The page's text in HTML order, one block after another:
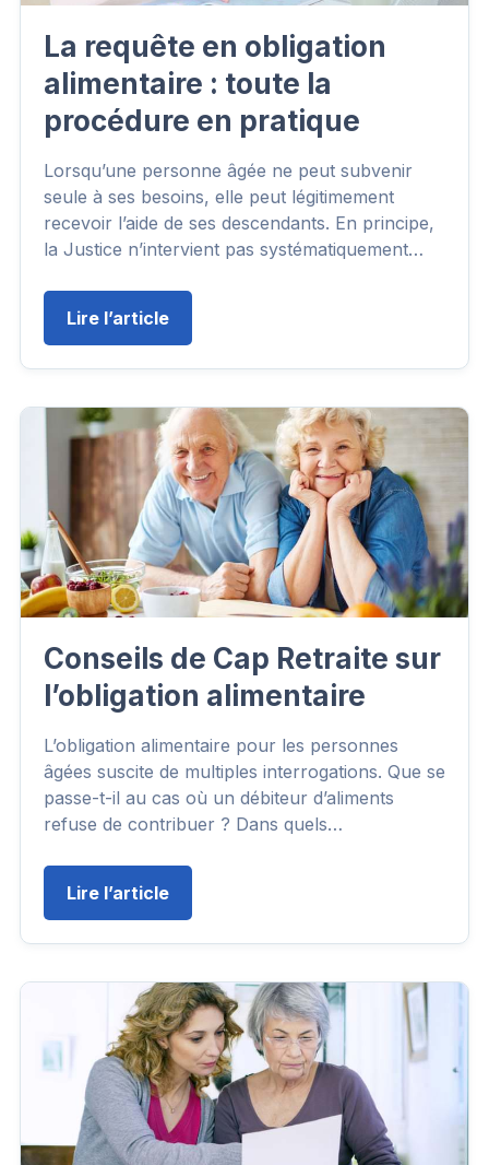
La requête en obligation
alimentaire : toute la
procédure en pratique
Lorsqu’une personne âgée ne peut subvenir
seule à ses besoins, elle peut légitimement
recevoir l’aide de ses descendants. En principe,
la Justice n’intervient pas systématiquement…
Lire l’article
Conseils de Cap Retraite sur
l’obligation alimentaire
L’obligation alimentaire pour les personnes
âgées suscite de multiples interrogations. Que se
passe-t-il au cas où un débiteur d’aliments
refuse de contribuer ? Dans quels…
Lire l’article